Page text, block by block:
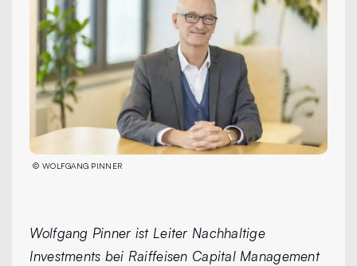
© WOLFGANG PINNER
Wolfgang Pinner ist Leiter Nachhaltige
Investments bei Raiffeisen Capital Management